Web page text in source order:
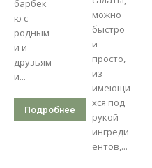
барбек
ю с
родным
и и
друзьям
и...
Подробнее
можно
быстро
и
просто,
из
имеющи
хся под
рукой
ингреди
ентов,...